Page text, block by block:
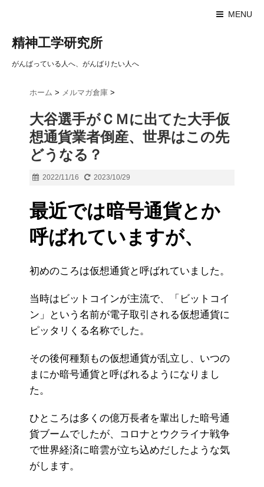
MENU
精神工学研究所
がんばっている人へ、がんばりたい人へ
ホーム > メルマガ倉庫 >
大谷選手がＣＭに出てた大手仮
想通貨業者倒産、世界はこの先
どうなる？
2022/11/16 2023/10/29
最近では暗号通貨とか
呼ばれていますが、
初めのころは仮想通貨と呼ばれていました。
当時はビットコインが主流で、「ビットコイ
ン」という名前が電子取引される仮想通貨に
ピッタリくる名称でした。
その後何種類もの仮想通貨が乱立し、いつの
まにか暗号通貨と呼ばれるようになりまし
た。
ひところは多くの億万長者を輩出した暗号通
貨ブームでしたが、コロナとウクライナ戦争
で世界経済に暗雲が立ち込めだしたような気
がします。